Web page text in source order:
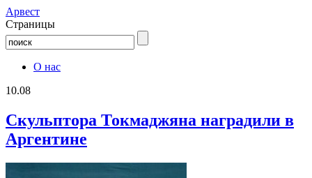
Aрвест
Страницы
О нас
10.08
Скульптора Токмаджяна наградили в
Аргентине